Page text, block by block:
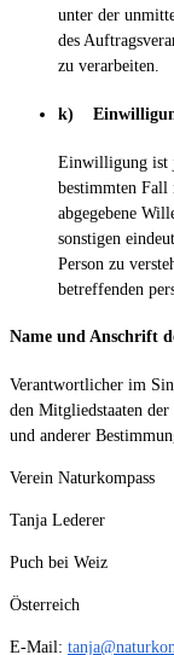
unter der
des
zu verarbeiten.
k)
Einwilligung ist
bestimmten Fall
abgegebene
sonstigen
Person zu
betreffenden
Name und Anschrift
Verantwortlicher im
den Mitgliedstaaten der
und anderer
Verein Naturkompass
Tanja Lederer
Puch bei Weiz
Österreich
E-Mail: